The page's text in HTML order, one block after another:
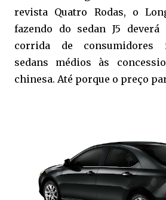
revista Quatro Rodas, o
fazendo do sedan J5
corrida de consumidores
sedans médios às
chinesa. Até porque o preço